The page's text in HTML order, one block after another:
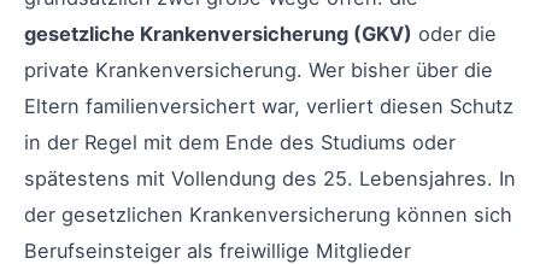
gesetzliche Krankenversicherung (GKV) oder die
private Krankenversicherung. Wer bisher über die
Eltern familienversichert war, verliert diesen Schutz
in der Regel mit dem Ende des Studiums oder
spätestens mit Vollendung des 25. Lebensjahres. In
der gesetzlichen Krankenversicherung können sich
Berufseinsteiger als freiwillige Mitglieder